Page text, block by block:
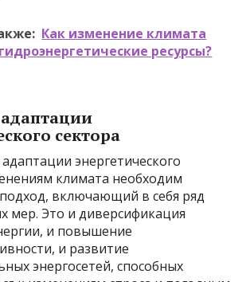
Как изменение климата
ресурсы?
сектора
энергетического
климата необходим
включающий в себя ряд
мер. Это и диверсификация
и повышение
и развитие
энергосетей, способных